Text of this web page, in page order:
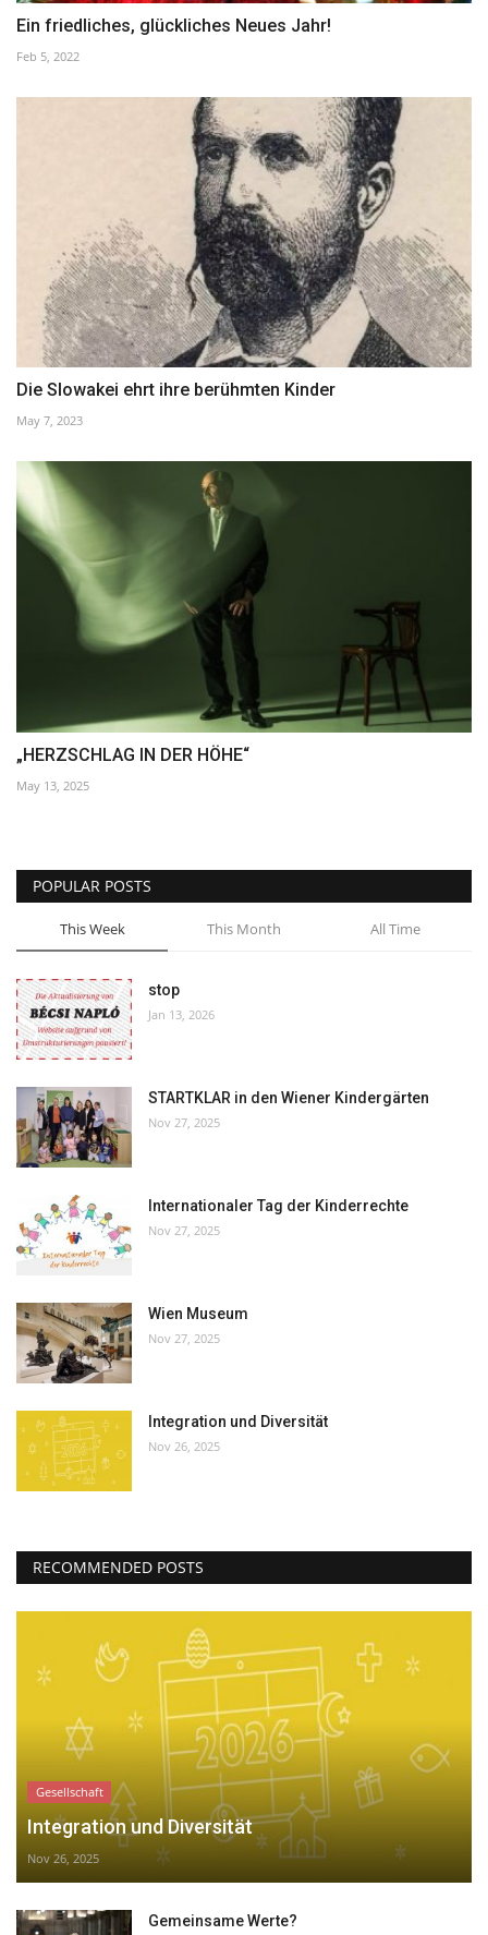
Ein friedliches, glückliches Neues Jahr!
Feb 5, 2022
Die Slowakei ehrt ihre berühmten Kinder
May 7, 2023
„HERZSCHLAG IN DER HÖHE“
May 13, 2025
POPULAR POSTS
This Week This Month All Time
stop
Jan 13, 2026
STARTKLAR in den Wiener Kindergärten
Nov 27, 2025
Internationaler Tag der Kinderrechte
Nov 27, 2025
Wien Museum
Nov 27, 2025
Integration und Diversität
Nov 26, 2025
RECOMMENDED POSTS
Gesellschaft
Integration und Diversität
Nov 26, 2025
Gemeinsame Werte?